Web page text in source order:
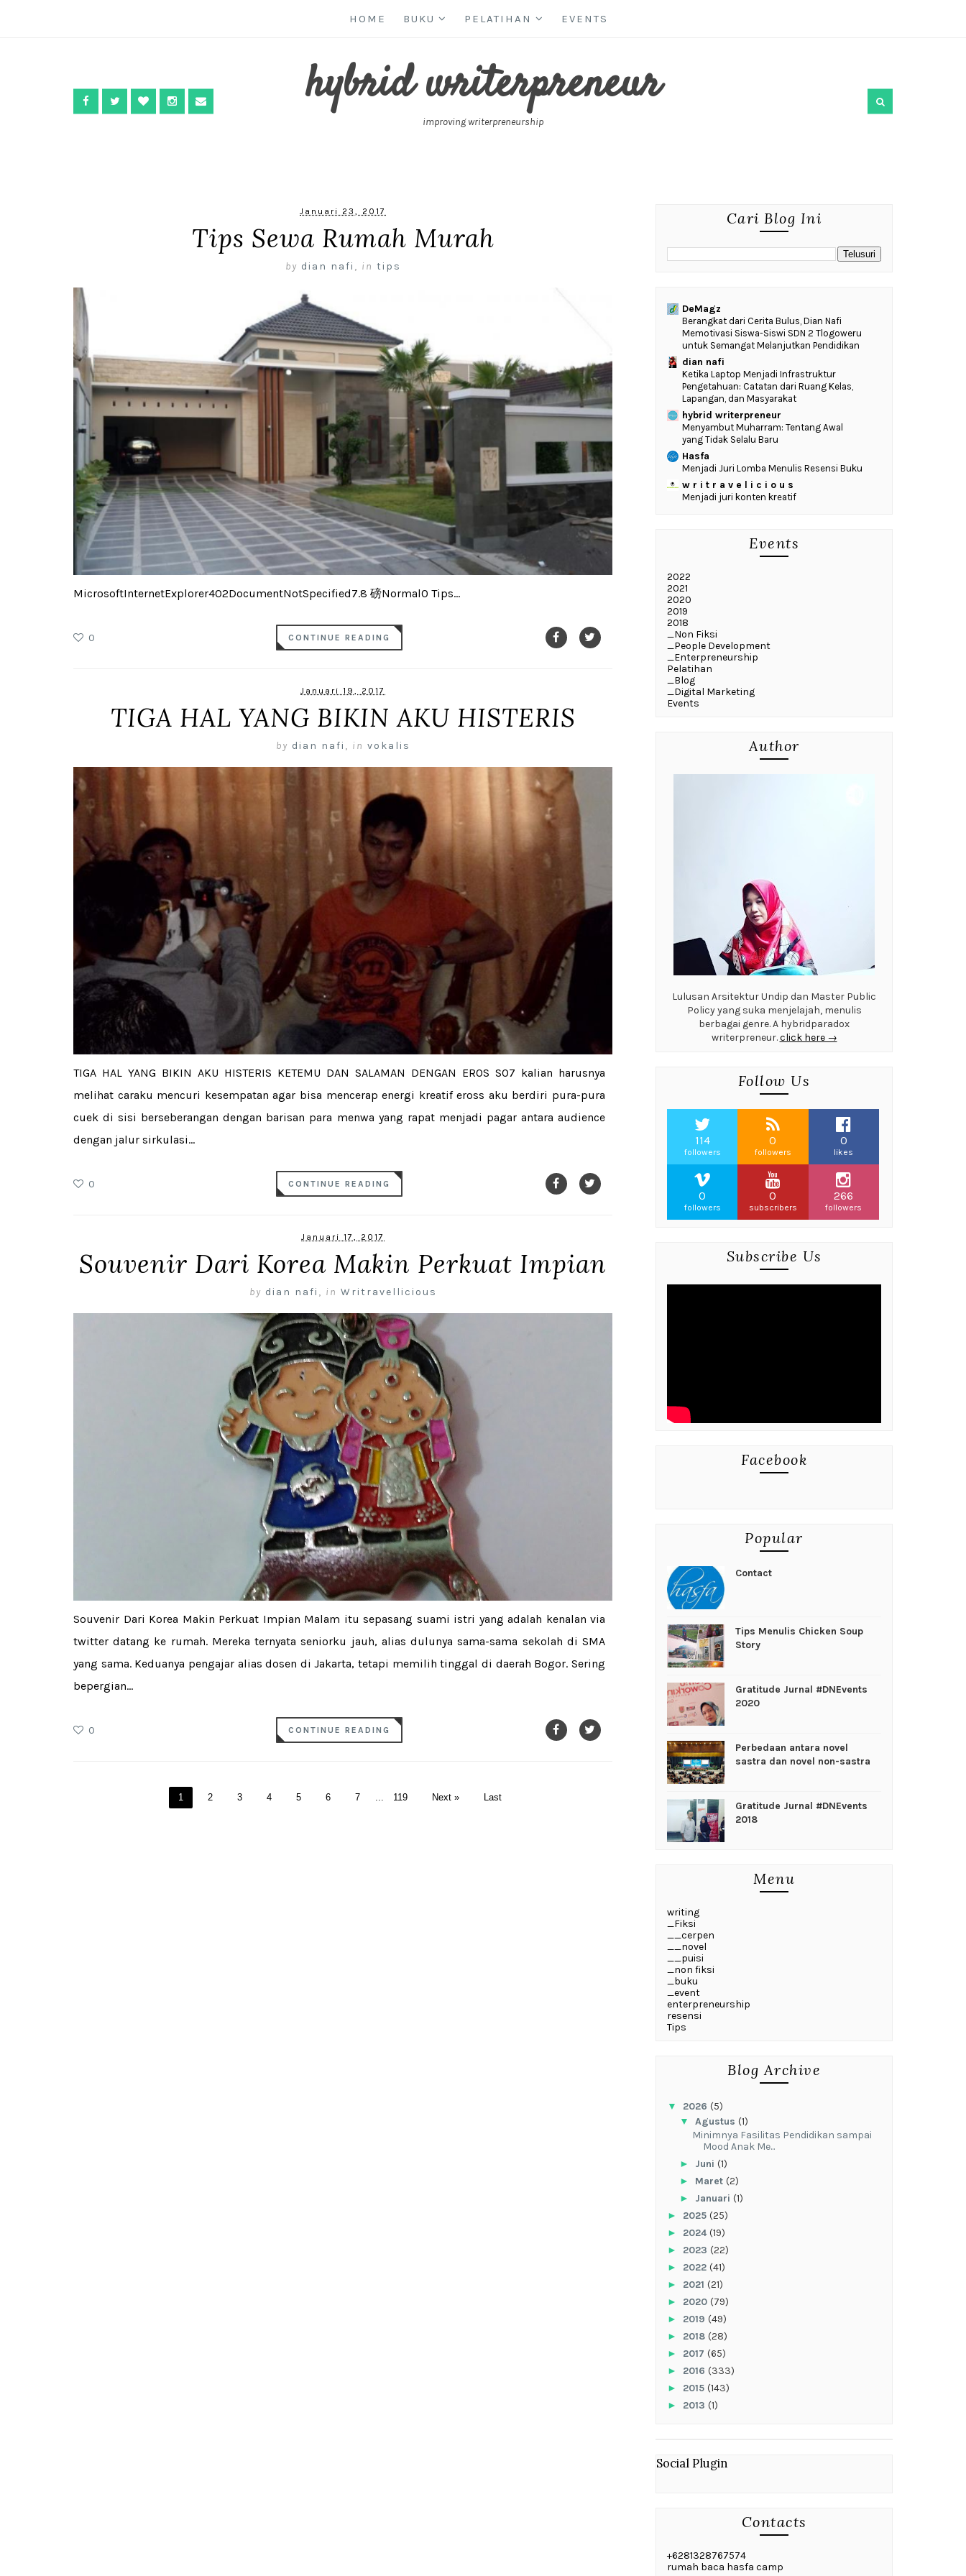
HOME BUKU PELATIHAN EVENTS
hybrid writerpreneur
improving writerpreneurship
Januari 23, 2017
Tips Sewa Rumah Murah
by dian nafi , in tips
MicrosoftInternetExplorer402DocumentNotSpecified7.8 磅Normal0 Tips...
0 CONTINUE READING
Januari 19, 2017
TIGA HAL YANG BIKIN AKU HISTERIS
by dian nafi , in vokalis
TIGA HAL YANG BIKIN AKU HISTERIS KETEMU DAN SALAMAN DENGAN EROS SO7 kalian harusnya
melihat caraku mencuri kesempatan agar bisa mencerap energi kreatif eross aku berdiri pura-pura
cuek di sisi berseberangan dengan barisan para menwa yang rapat menjadi pagar antara audience
dengan jalur sirkulasi...
0 CONTINUE READING
Januari 17, 2017
Souvenir Dari Korea Makin Perkuat Impian
by dian nafi , in Writravellicious
Souvenir Dari Korea Makin Perkuat Impian Malam itu sepasang suami istri yang adalah kenalan via
twitter datang ke rumah. Mereka ternyata seniorku jauh, alias dulunya sama-sama sekolah di SMA
yang sama. Keduanya pengajar alias dosen di Jakarta, tetapi memilih tinggal di daerah Bogor. Sering
bepergian...
0 CONTINUE READING
1 2 3 4 5 6 7 ... 119 Next » Last
Cari Blog Ini
DeMagz
‎Berangkat dari Cerita Bulus, Dian Nafi
Memotivasi Siswa-Siswi SDN 2 Tlogoweru
untuk Semangat Melanjutkan Pendidikan
dian nafi
Ketika Laptop Menjadi Infrastruktur
Pengetahuan: Catatan dari Ruang Kelas,
Lapangan, dan Masyarakat
hybrid writerpreneur
Menyambut Muharram: Tentang Awal
yang Tidak Selalu Baru
Hasfa
Menjadi Juri Lomba Menulis Resensi Buku
w r i t r a v e l i c i o u s
Menjadi juri konten kreatif
Events
2022
2021
2020
2019
2018
_Non Fiksi
_People Development
_Enterpreneurship
Pelatihan
_Blog
_Digital Marketing
Events
Author
Lulusan Arsitektur Undip dan Master Public
Policy yang suka menjelajah, menulis
berbagai genre. A hybridparadox
writerpreneur.click here →
Follow Us
114
followers
0
followers
0
likes
0
followers
0
subscribers
266
followers
Subscribe Us
Facebook
Popular
Contact
Tips Menulis Chicken Soup
Story
Gratitude Jurnal #DNEvents
2020
Perbedaan antara novel
sastra dan novel non-sastra
Gratitude Jurnal #DNEvents
2018
Menu
writing
_Fiksi
__cerpen
__novel
__puisi
_non fiksi
_buku
_event
enterpreneurship
resensi
Tips
Blog Archive
▼ 2026 (5)
▼ Agustus (1)
‎Minimnya Fasilitas Pendidikan sampai
Mood Anak Me...
► Juni (1)
► Maret (2)
► Januari (1)
► 2025 (25)
► 2024(19)
► 2023 (22)
► 2022 (41)
► 2021 (21)
► 2020 (79)
► 2019 (49)
► 2018 (28)
► 2017 (65)
► 2016 (333)
► 2015 (143)
► 2013 (1)
Social Plugin
Contacts
+6281328767574
rumah baca hasfa camp